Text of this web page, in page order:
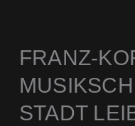
FRANZ-
STADT